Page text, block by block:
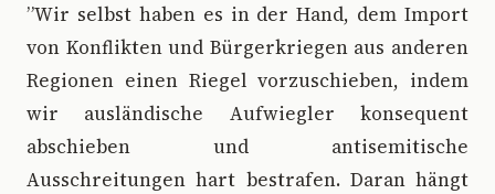
”Wir selbst haben es in der Hand, dem Import
von Konflikten und Bürgerkriegen aus anderen
Regionen einen Riegel vorzuschieben, indem
wir ausländische Aufwiegler konsequent
abschieben und antisemitische
Ausschreitungen hart bestrafen. Daran hängt